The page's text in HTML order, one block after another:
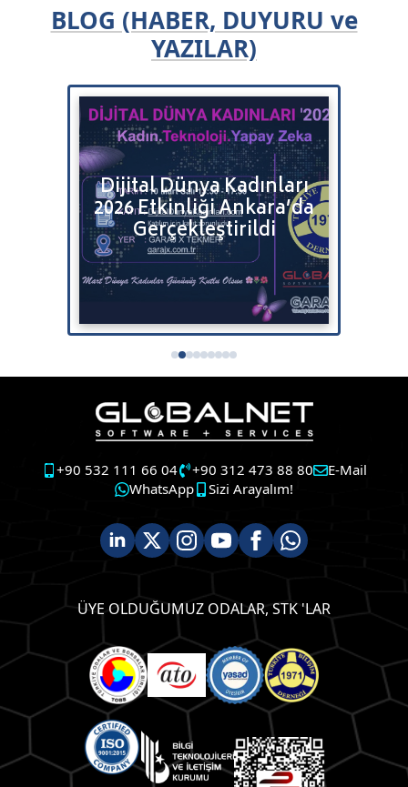
BLOG (HABER, DUYURU ve
YAZILAR)
Dijital Dünya Kadınları
2026 Etkinliği Ankara’da
Gerçekleştirildi
+90 532 111 66 04 +90 312 473 88 80
E-Mail
WhatsApp
Sizi Arayalım!
ÜYE OLDUĞUMUZ ODALAR, STK 'LAR